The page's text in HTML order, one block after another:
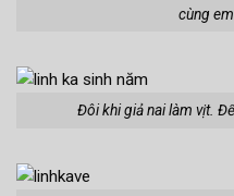
cùng
Đôi khi giả nai làm vịt.